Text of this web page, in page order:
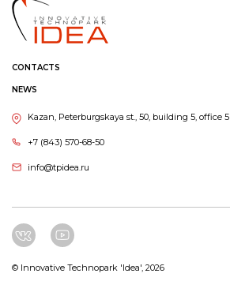
CONTACTS
NEWS
Kazan, Peterburgskaya st., 50, building 5, office 5
+7 (843) 570-68-50
info@tpidea.ru
© Innovative Technopark 'Idea', 2026